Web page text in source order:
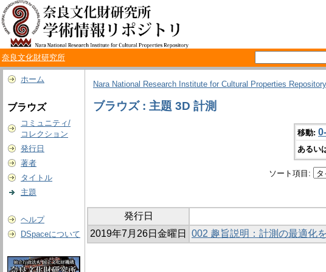
奈良文化財研究所
ホーム
ブラウズ
コミュニティ/
コレクション
発行日
著者
タイトル
主題
ヘルプ
DSpaceについて
Nara National Research Institute for Cultural Properties Repository
ブラウズ : 主題 3D 計測
移動:
あるい
ソート項目:
発行日
2019年7月26日金曜日
002 趣旨説明：計測の最適化